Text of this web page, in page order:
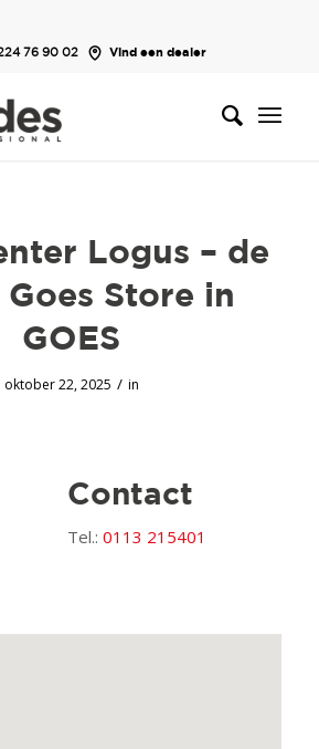
76 90 02 Vind een dealer
Logus – de
Goes Store in
GOES
oktober 22, 2025 / in
Contact
Tel.:0113 215401